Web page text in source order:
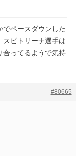
でペースダウンした
スビトリーナ選手は
合ってるようで気持
#80665